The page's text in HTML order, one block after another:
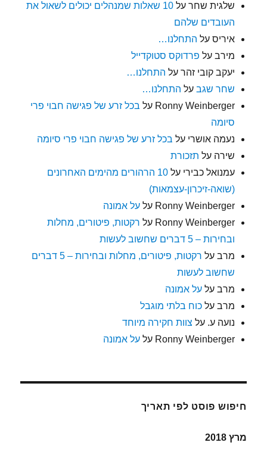
שלגית שחר על
10 שאלות שמנהלים יכולים לשאול את
העובדים שלהם
איריס על התחלנו…
מירב על פרדוקס סטוקדייל
יעקב קובי זהר על התחלנו…
שחר שגב על התחלנו…
Ronny Weinberger על בכל זרע של פגישה חבוי פרי
סיומה
נעמה אושרי על בכל זרע של פגישה חבוי פרי סיומה
שירה על תזכורת
עמנואל כבירי על
10 הרהורים מהימים האחרונים
(שואה-זיכרון-עצמאות)
Ronny Weinberger עלעל אמונה
Ronny Weinberger על רקטות, פיטורים, מחלות
ובחירות – 5 דברים שחשוב לעשות
מרב על
רקטות, פיטורים, מחלות ובחירות – 5 דברים
שחשוב לעשות
מרב עלעל אמונה
מרב עלכוח בלתי מוגבל
נועה ע. על צוות חקירה מיוחד
Ronny Weinberger עלעל אמונה
חיפוש פוסט לפי תאריך
מרץ 2018